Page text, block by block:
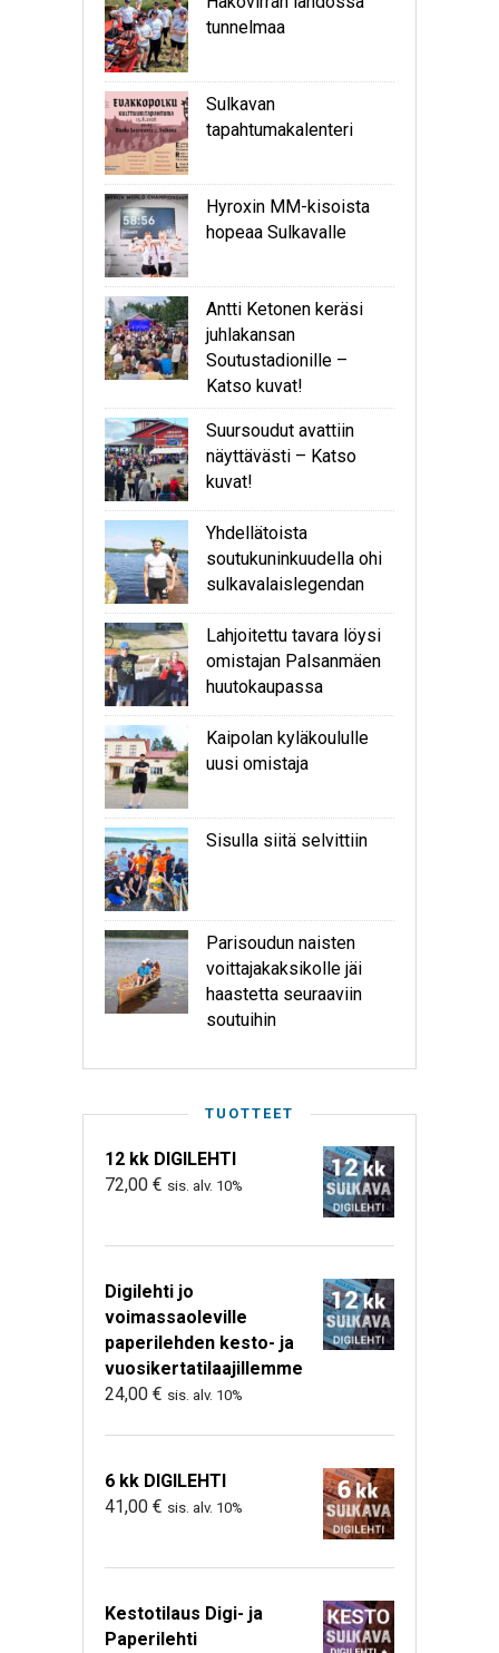
tunnelmaa
Sulkavan
tapahtumakalenteri
Hyroxin MM-kisoista
hopeaa Sulkavalle
Antti Ketonen keräsi
juhlakansan
Soutustadionille –
Katso kuvat!
Suursoudut avattiin
näyttävästi – Katso
kuvat!
Yhdellätoista
soutukuninkuudella ohi
sulkavalaislegendan
Lahjoitettu tavara löysi
omistajan Palsanmäen
huutokaupassa
Kaipolan kyläkoululle
uusi omistaja
Sisulla siitä selvittiin
Parisoudun naisten
voittajakaksikolle jäi
haastetta seuraaviin
soutuihin
TUOTTEET
12 kk DIGILEHTI
72,00 € sis. alv. 10%
Digilehti jo
voimassaoleville
paperilehden kesto- ja
vuosikertatilaajillemme
24,00 € sis. alv. 10%
6 kk DIGILEHTI
41,00 € sis. alv. 10%
Kestotilaus Digi- ja
Paperilehti